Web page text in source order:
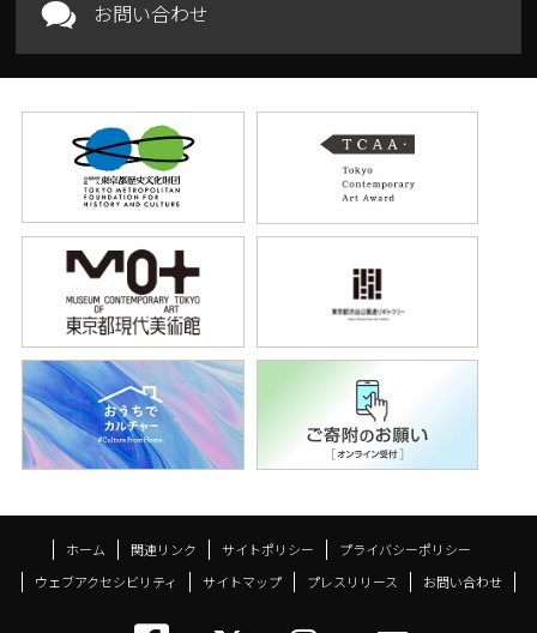
お問い合わせ
ホーム 関連リンク サイトポリシー
プライバシーポリシー
ウェブアクセシビリティ
サイトマップ プレスリリース お問い合わせ